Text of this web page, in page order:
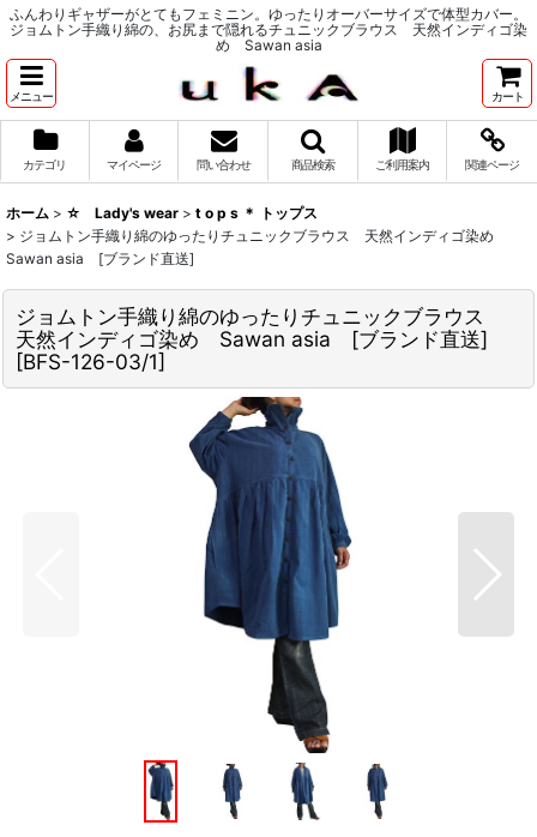
ふんわりギャザーがとてもフェミニン。ゆったりオーバーサイズで体型カバー。
ジョムトン手織り綿の、お尻まで隠れるチュニックブラウス 天然インディゴ染
め Sawan asia
メニュー カート
カテゴリ マイページ 問い合わせ 商品検索 ご利用案内 関連ページ
ホーム > ☆ Lady's wear > t o p s ＊ トップス
> ジョムトン手織り綿のゆったりチュニックブラウス 天然インディゴ染め
Sawan asia [ブランド直送]
ジョムトン手織り綿のゆったりチュニックブラウス
天然インディゴ染め Sawan asia [ブランド直送]
[BFS-126-03/1]